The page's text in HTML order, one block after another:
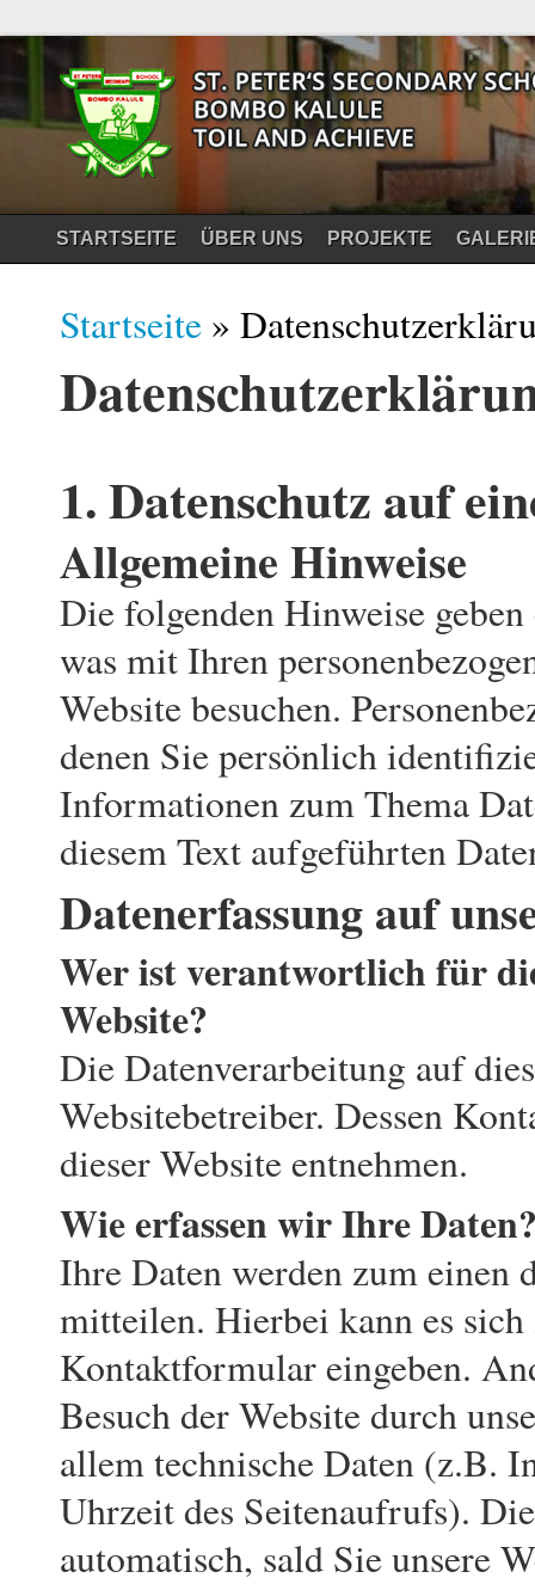
STARTSEITE ÜBER UNS PROJEKTE
Sie sind hier
Startseite »
1. Datenschutz auf
Allgemeine Hinweise
Die folgenden Hinweise
was mit Ihren
Website besuchen.
denen Sie persönlich
Informationen zum Thema
diesem Text aufgeführten
Datenerfassung auf
Wer ist verantwortlich für
Website?
Die Datenverarbeitung auf
Websitebetreiber. Dessen
dieser Website entnehmen.
Wie erfassen wir Ihre
Ihre Daten werden zum einen
mitteilen. Hierbei kann es
Kontaktformular eingeben.
Besuch der Website durch
allem technische Daten (z.B.
Uhrzeit des Seitenaufrufs).
automatisch, sald Sie unsere